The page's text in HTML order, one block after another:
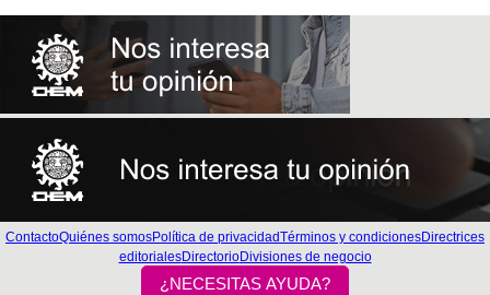
ContactoQuiénes somosPolítica de privacidadTérminos y condicionesDirectrices
editorialesDirectorioDivisiones de negocio
¿NECESITAS AYUDA?